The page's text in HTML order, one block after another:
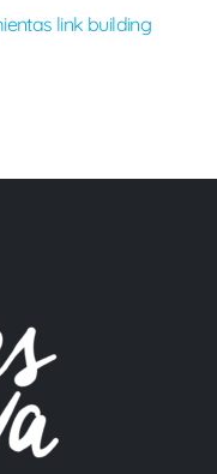
link building